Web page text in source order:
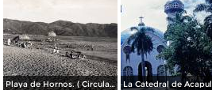
Playa de Hornos. ( Circulada el 21 de Marzo de 1940 ).